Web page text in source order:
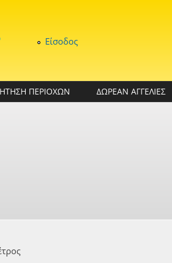
Είσοδος
ΠΕΡΙΟΧΩΝ ΔΩΡΕΑΝ ΑΓΓΕΛΙΕΣ